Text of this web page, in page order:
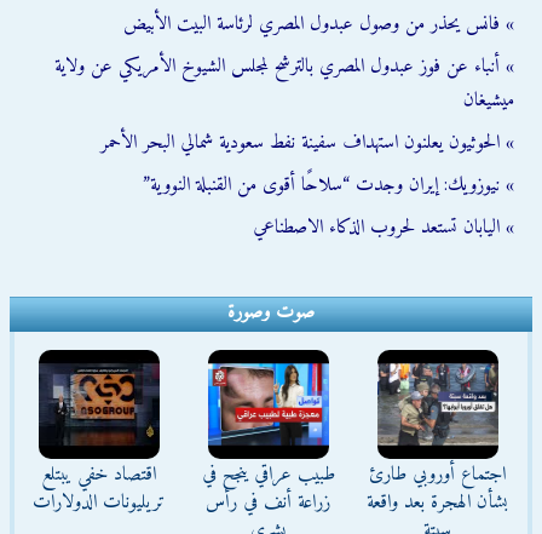
» فانس يحذر من وصول عبدول المصري لرئاسة البيت الأبيض
» أنباء عن فوز عبدول المصري بالترشح لمجلس الشيوخ الأمريكي عن ولاية
ميشيغان
» الحوثيون يعلنون استهداف سفينة نفط سعودية شمالي البحر الأحمر
» نيوزويك: إيران وجدت “سلاحًا أقوى من القنبلة النووية”
» اليابان تستعد لحروب الذكاء الاصطناعي
صوت وصورة
اجتماع أوروبي طارئ
بشأن الهجرة بعد واقعة
طبيب عراقي ينجح في
زراعة أنف في رأس
اقتصاد خفي يبتلع
تريليونات الدولارات